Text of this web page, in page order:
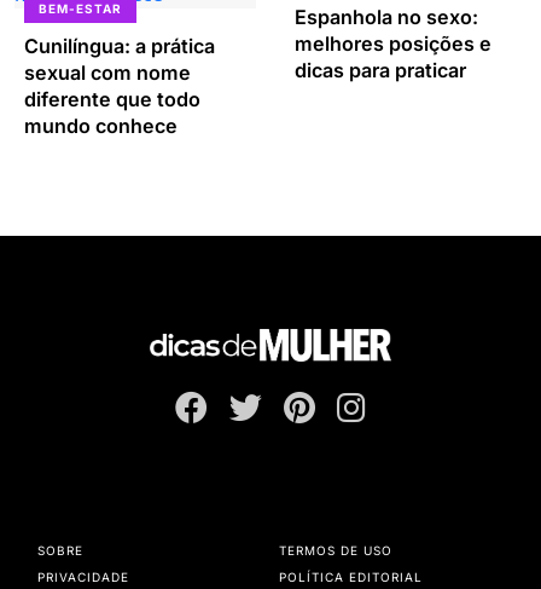
BEM-ESTAR
Cunilíngua: a prática
sexual com nome
diferente que todo
mundo conhece
Espanhola no sexo:
melhores posições e
dicas para praticar
SOBRE
PRIVACIDADE
TERMOS DE USO
POLÍTICA EDITORIAL